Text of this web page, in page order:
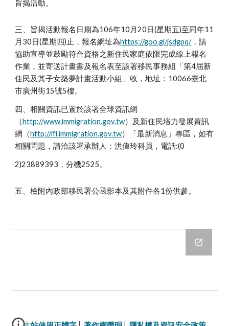
旨揭活動。
三、旨揭活動報名日期為106年10月20日(星期五)至同年11
月30日(星期四)止，報名網址為https://goo.gl/jsdgpq/，請
協助宣導並鼓勵符合資格之新住民家庭依限完成線上報名
作業，並寄送計畫書及報名表至該署移民事務組「第4屆新
住民及其子女築夢計畫活動小組」收，地址：10066臺北
市廣州街15號5樓。
四、相關資訊已置於該署全球資訊網
（http://www.immigration.gov.tw）及新住民培力發展資訊
網（http://ifi.immigration.gov.tw）「最新消息」專區，如有
相關問題，請洽該署承辦人：洪偉玲科員，電話:(0
2)23889393，分機2525。
五、檢附內政部移民署公函影本及其附件各1份供參。